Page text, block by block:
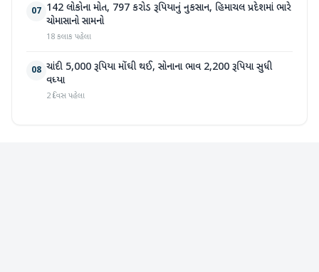
07 142 લોકોના મોત, 797 કરોડ રૂપિયાનું નુકસાન, હિમાચલ પ્રદેશમાં ભારે
ચોમાસાનો સામનો
18 કલાક પહેલા
08 ચાંદી 5,000 રૂપિયા મોંઘી થઈ, સોનાના ભાવ 2,200 રૂપિયા સુધી
વધ્યા
2 દિવસ પહેલા